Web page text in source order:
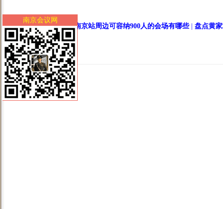
<南京站周边可容纳900人的会场有哪些| 盘点黄
南京会议网